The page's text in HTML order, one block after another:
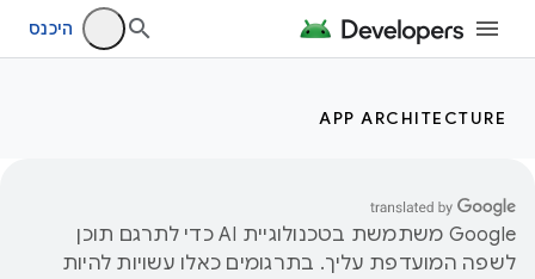
היכנס
APP ARCHITECTURE
‫Google משתמשת בטכנולוגיית AI כדי לתרגם תוכן
לשפה המועדפת עליך. בתרגומים כאלו עשויות להיות